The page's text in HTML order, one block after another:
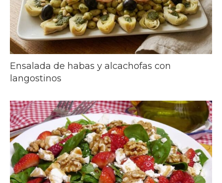
Ensalada de habas y alcachofas con
langostinos